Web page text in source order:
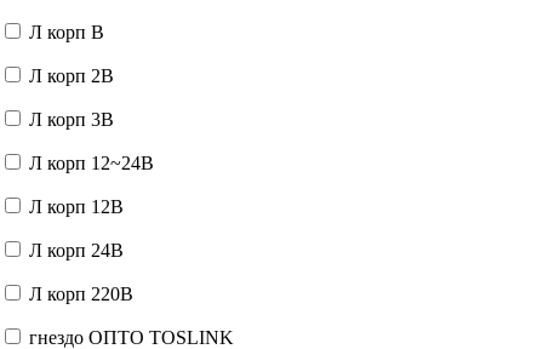
Л корп В
Л корп 2В
Л корп 3В
Л корп 12~24В
Л корп 12В
Л корп 24В
Л корп 220В
гнездо ОПТО TOSLINK